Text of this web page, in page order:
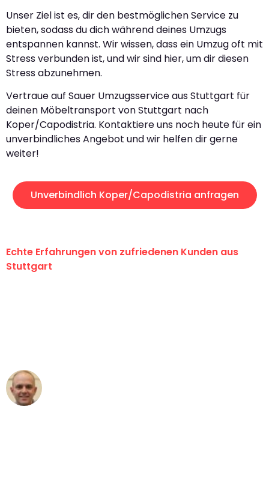
Unser Ziel ist es, dir den bestmöglichen Service zu
bieten, sodass du dich während deines Umzugs
entspannen kannst. Wir wissen, dass ein Umzug oft mit
Stress verbunden ist, und wir sind hier, um dir diesen
Stress abzunehmen.
Vertraue auf Sauer Umzugsservice aus Stuttgart für
deinen Möbeltransport von Stuttgart nach
Koper/Capodistria. Kontaktiere uns noch heute für ein
unverbindliches Angebot und wir helfen dir gerne
weiter!
Unverbindlich Koper/Capodistria anfragen
Echte Erfahrungen von zufriedenen Kunden aus
Stuttgart